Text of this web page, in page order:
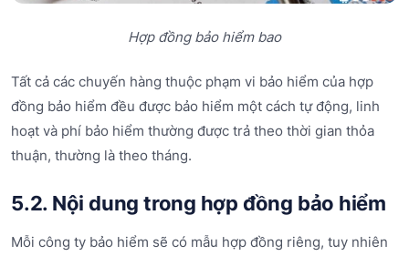
Hợp đồng bảo hiểm bao
Tất cả các chuyến hàng thuộc phạm vi bảo hiểm của hợp
đồng bảo hiểm đều được bảo hiểm một cách tự động, linh
hoạt và phí bảo hiểm thường được trả theo thời gian thỏa
thuận, thường là theo tháng.
5.2. Nội dung trong hợp đồng bảo hiểm
Mỗi công ty bảo hiểm sẽ có mẫu hợp đồng riêng, tuy nhiên